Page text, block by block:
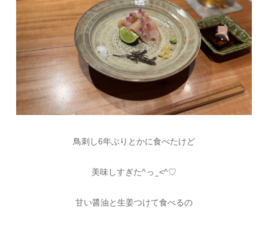
鳥刺し6年ぶりとかに食べたけど
美味しすぎた^っ ̫ <^♡
甘い醤油と生姜つけて食べるの